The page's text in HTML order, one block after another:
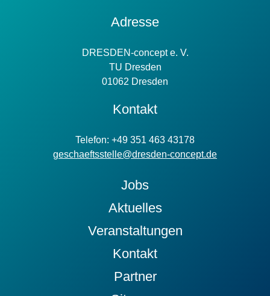
Adresse
DRESDEN-concept e. V.
TU Dresden
01062 Dresden
Kontakt
Telefon: +49 351 463 43178
geschaeftsstelle@dresden-concept.de
Jobs
Aktuelles
Veranstaltungen
Kontakt
Partner